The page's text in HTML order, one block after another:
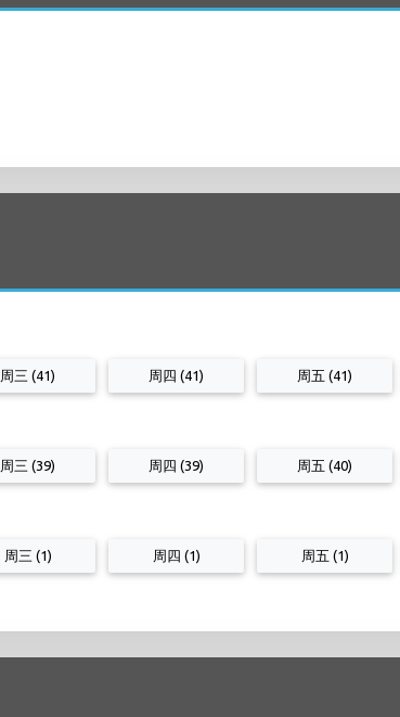
周三 (41) 周四 (41) 周五 (41)
周三 (39) 周四 (39) 周五 (40)
周三 (1) 周四 (1) 周五 (1)